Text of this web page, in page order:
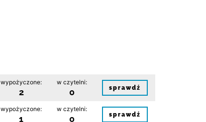
wypożyczone:
2
w czytelni:
0 sprawdź
wypożyczone:
1
w czytelni:
0 sprawdź